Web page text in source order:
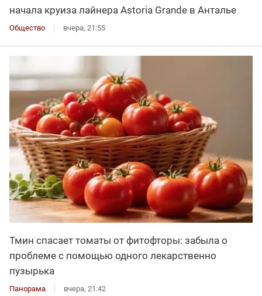
начала круиза лайнера Astoria Grande в Анталье
Общество вчера, 21:55
Тмин спасает томаты от фитофторы: забыла о
проблеме с помощью одного лекарственно
пузырька
Панорама вчера, 21:42